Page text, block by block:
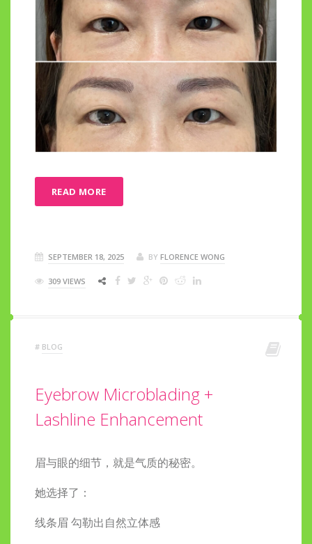
READ MORE
SEPTEMBER 18, 2025 BY FLORENCE WONG
309 VIEWS
# BLOG
Eyebrow Microblading +
Lashline Enhancement
眉与眼的细节，就是气质的秘密。
她选择了：
线条眉 勾勒出自然立体感